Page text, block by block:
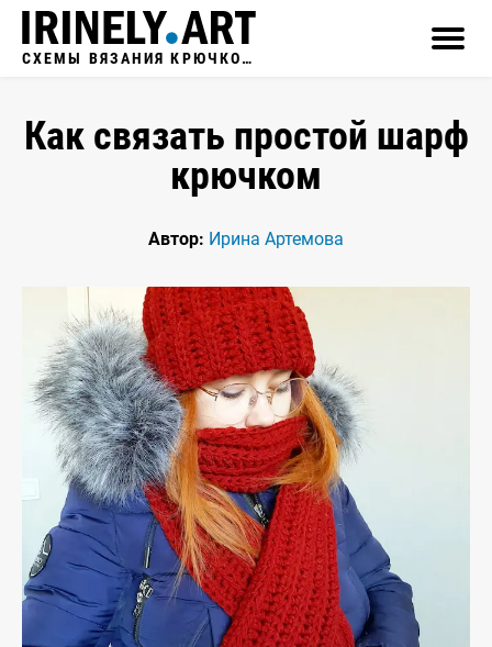
СХЕМЫ ВЯЗАНИЯ КРЮЧКОМ
Как связать простой шарф
крючком
Автор: Ирина Артемова